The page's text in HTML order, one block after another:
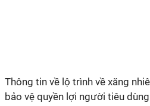
Thông tin về lộ trình về xăng
bảo vệ quyền lợi người tiêu